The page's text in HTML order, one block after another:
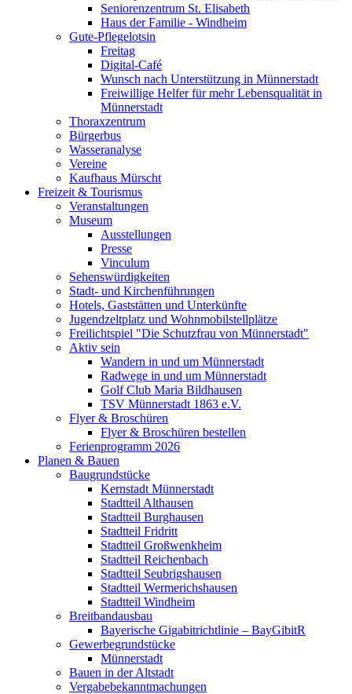
Seniorenzentrum St. Elisabeth
Haus der Familie - Windheim
Gute-Pflegelotsin
Freitag
Digital-Café
Wunsch nach Unterstützung in Münnerstadt
Freiwillige Helfer für mehr Lebensqualität in
Münnerstadt
Thoraxzentrum
Bürgerbus
Wasseranalyse
Vereine
Kaufhaus Mürscht
Freizeit & Tourismus
Veranstaltungen
Museum
Ausstellungen
Presse
Vinculum
Sehenswürdigkeiten
Stadt- und Kirchenführungen
Hotels, Gaststätten und Unterkünfte
Jugendzeltplatz und Wohnmobilstellplätze
Freilichtspiel "Die Schutzfrau von Münnerstadt"
Aktiv sein
Wandern in und um Münnerstadt
Radwege in und um Münnerstadt
Golf Club Maria Bildhausen
TSV Münnerstadt 1863 e.V.
Flyer & Broschüren
Flyer & Broschüren bestellen
Ferienprogramm 2026
Planen & Bauen
Baugrundstücke
Kernstadt Münnerstadt
Stadtteil Althausen
Stadtteil Burghausen
Stadtteil Fridritt
Stadtteil Großwenkheim
Stadtteil Reichenbach
Stadtteil Seubrigshausen
Stadtteil Wermerichshausen
Stadtteil Windheim
Breitbandausbau
Bayerische Gigabitrichtlinie – BayGibitR
Gewerbegrundstücke
Münnerstadt
Bauen in der Altstadt
Vergabebekanntmachungen